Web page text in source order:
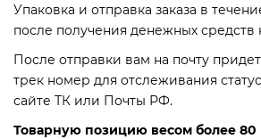
Упаковка и отправка заказа в
после получения денежных средств
После отправки вам на почту
трек номер для отслеживания
сайте ТК или Почты РФ.
Товарную позицию весом более 80